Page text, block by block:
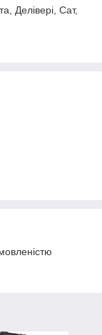
Делівері, Сат,